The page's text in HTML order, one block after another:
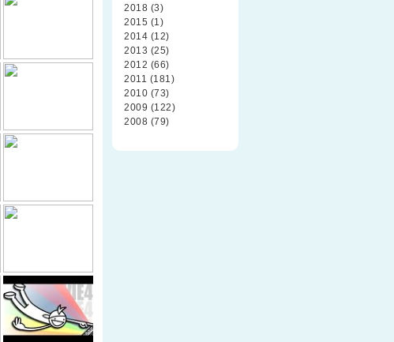
2018 (3)
2015 (1)
2014 (12)
2013 (25)
2012 (66)
2011 (181)
2010 (73)
2009 (122)
2008 (79)